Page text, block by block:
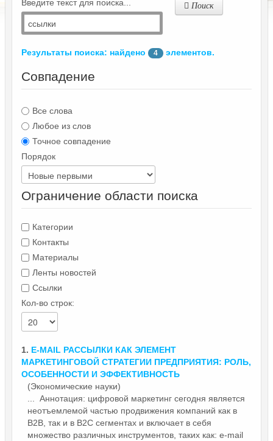
Введите текст для поиска... Поиск
Результаты поиска: найдено 4 элементов.
Совпадение
Все слова
Любое из слов
Точное совпадение
Порядок
Ограничение области поиска
Категории
Контакты
Материалы
Ленты новостей
Ссылки
Кол-во строк:
1. E-MAIL РАССЫЛКИ КАК ЭЛЕМЕНТ
МАРКЕТИНГОВОЙ СТРАТЕГИИ ПРЕДПРИЯТИЯ: РОЛЬ,
ОСОБЕННОСТИ И ЭФФЕКТИВНОСТЬ
(Экономические науки)
... Аннотация: цифровой маркетинг сегодня является
неотъемлемой частью продвижения компаний как в
B2B, так и в B2C сегментах и включает в себя
множество различных инструментов, таких как: e-mail